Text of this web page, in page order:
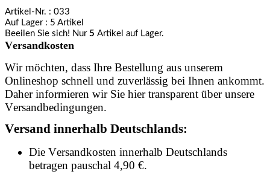
Artikel-Nr. : 033
Auf Lager : 5 Artikel
Beeilen Sie sich! Nur 5 Artikel auf Lager.
Versandkosten
Wir möchten, dass Ihre Bestellung aus unserem
Onlineshop schnell und zuverlässig bei Ihnen ankommt.
Daher informieren wir Sie hier transparent über unsere
Versandbedingungen.
Versand innerhalb Deutschlands:
Die Versandkosten innerhalb Deutschlands
betragen pauschal 4,90 €.